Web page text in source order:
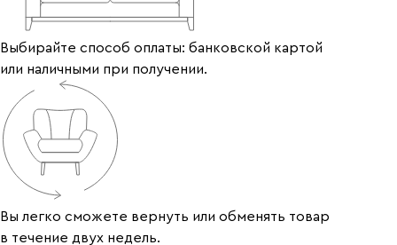
Выбирайте способ оплаты: банковской картой
или наличными при получении.
Вы легко сможете вернуть или обменять товар
в течение двух недель.